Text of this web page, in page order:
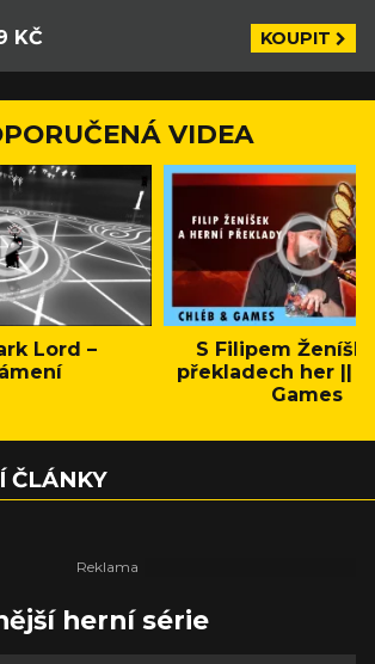
KČ KOUPIT
VIDEA
Lord –
S Filipem
překladech her ||
Games
ČLÁNKY
herní série